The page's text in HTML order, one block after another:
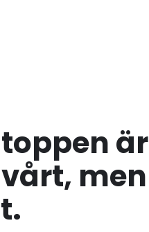
är
men